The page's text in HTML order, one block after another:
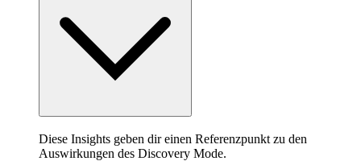
Diese Insights geben dir einen Referenzpunkt zu den
Auswirkungen des Discovery Mode.